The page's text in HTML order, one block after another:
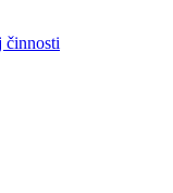
činnosti